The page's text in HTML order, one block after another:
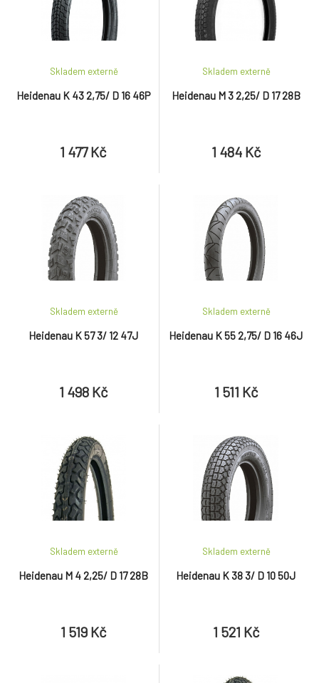
Heidenau K 43 2,75/ D 16 46P
Skladem externě
1 477 Kč
Heidenau M 3 2,25/ D 17 28B
Skladem externě
1 484 Kč
Heidenau K 57 3/ 12 47J
Skladem externě
1 498 Kč
Heidenau K 55 2,75/ D 16 46J
Skladem externě
1 511 Kč
Heidenau M 4 2,25/ D 17 28B
Skladem externě
1 519 Kč
Heidenau K 38 3/ D 10 50J
Skladem externě
1 521 Kč